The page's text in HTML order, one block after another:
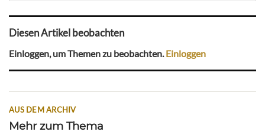
Diesen Artikel beobachten
Einloggen, um Themen zu beobachten.Einloggen
AUS DEM ARCHIV
Mehr zum Thema